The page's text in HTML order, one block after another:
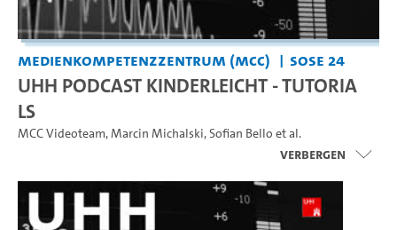
Medienkompetenzzentrum (MCC) SoSe 24
UHH PODCAST KINDERLEICHT - TUTORIA
LS
MCC Videoteam,Marcin Michalski,Sofian Bello et al.
Verbergen